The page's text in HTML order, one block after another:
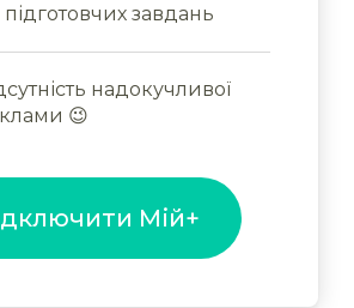
завдань
надокучливої
😉
Мій+